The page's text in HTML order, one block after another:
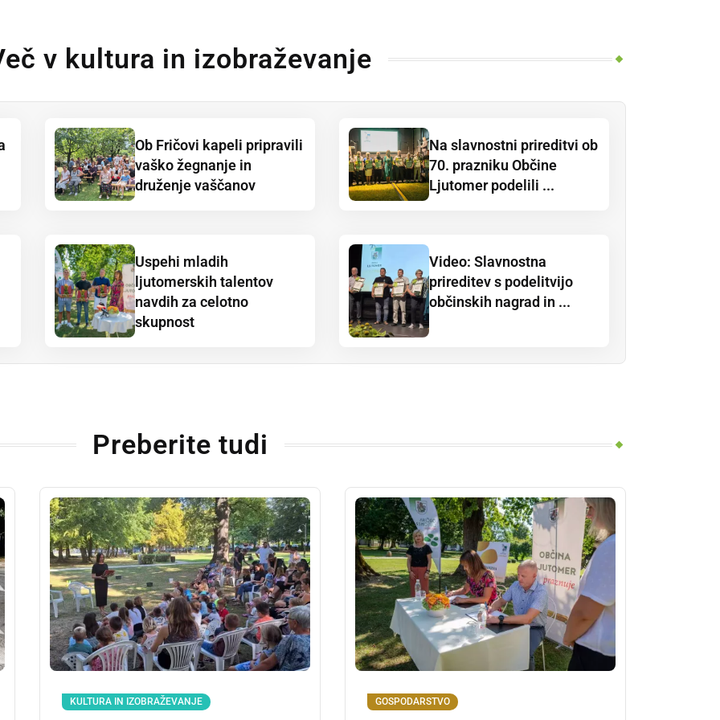
v kultura in izobraževanje
Ob Fričovi kapeli pripravili
vaško žegnanje in
druženje vaščanov
Na slavnostni prireditvi ob
70. prazniku Občine
Ljutomer podelili ...
Uspehi mladih
ljutomerskih talentov
navdih za celotno
skupnost
Video: Slavnostna
prireditev s podelitvijo
občinskih nagrad in ...
Preberite tudi
KULTURA IN IZOBRAŽEVANJE GOSPODARSTVO